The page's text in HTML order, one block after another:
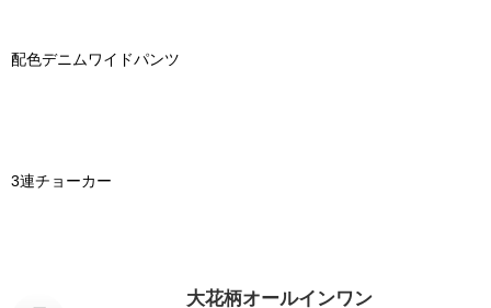
配色デニムワイドパンツ
3連チョーカー
大花柄オールインワン